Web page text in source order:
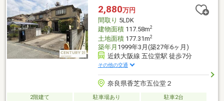
多数ございます。お家探しは住宅情報量豊富なセンチュリー２１
関西不動産販売にお任せ下さい！まずは「0745-44-8681」まで、
お気軽にお電話下さい。
2,880万円
間取り 5LDK
建物面積117.58m2
土地面積177.31m2
築年月 1999年3月(築27年6ヶ月)
近鉄大阪線 五位堂駅 徒歩7分
その他の交通
奈良県香芝市五位堂２
2階建て 駐車場あり
駐車2台